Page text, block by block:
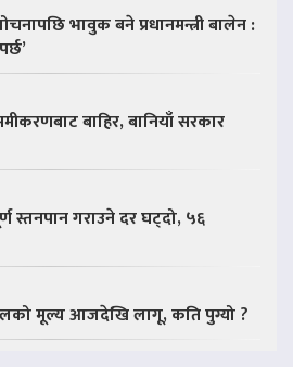
भावुक बने प्रधानमन्त्री बालेन :
बाहिर, बानियाँ सरकार
स्तनपान गराउने दर घट्दो, ५६
मूल्य आजदेखि लागू, कति पुग्यो ?